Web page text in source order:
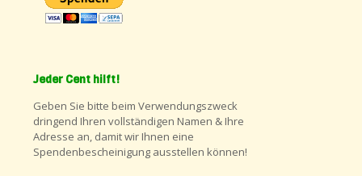
Jeder Cent hilft!
Geben Sie bitte beim Verwendungszweck
dringend Ihren vollständigen Namen & Ihre
Adresse an, damit wir Ihnen eine
Spendenbescheinigung ausstellen können!